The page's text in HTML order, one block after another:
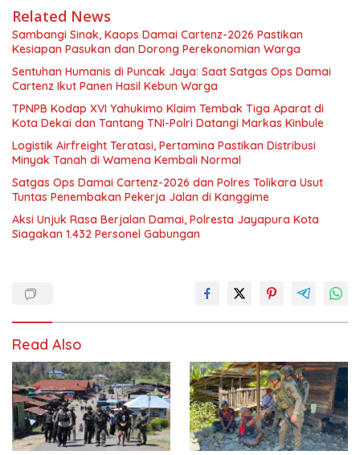
Related News
Sambangi Sinak, Kaops Damai Cartenz-2026 Pastikan
Kesiapan Pasukan dan Dorong Perekonomian Warga
Sentuhan Humanis di Puncak Jaya: Saat Satgas Ops Damai
Cartenz Ikut Panen Hasil Kebun Warga
TPNPB Kodap XVI Yahukimo Klaim Tembak Tiga Aparat di
Kota Dekai dan Tantang TNI-Polri Datangi Markas Kinbule
Logistik Airfreight Teratasi, Pertamina Pastikan Distribusi
Minyak Tanah di Wamena Kembali Normal
Satgas Ops Damai Cartenz-2026 dan Polres Tolikara Usut
Tuntas Penembakan Pekerja Jalan di Kanggime
Aksi Unjuk Rasa Berjalan Damai, Polresta Jayapura Kota
Siagakan 1.432 Personel Gabungan
Read Also